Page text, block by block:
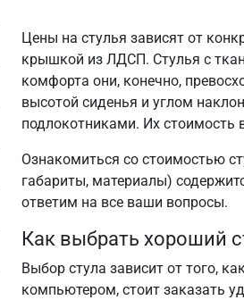
Цены на стулья зависят от
крышкой из ЛДСП. Стулья с
комфорта они, конечно,
высотой сиденья и углом
подлокотниками. Их стоимость
Ознакомиться со стоимостью
габариты, материалы)
ответим на все ваши вопросы.
Как выбрать хороший
Выбор стула зависит от того,
компьютером, стоит заказать